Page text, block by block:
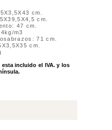
cm.
cm.
47 cm.
m3
71 cm.
cm.
incluido el IVA. y los